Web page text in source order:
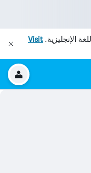
الإنجليزية.Visit